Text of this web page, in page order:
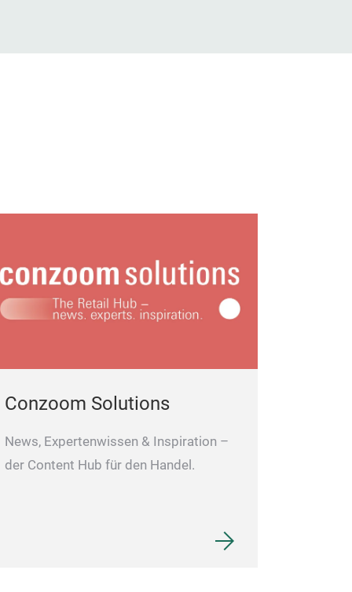
Conzoom Solutions
News, Expertenwissen & Inspiration –
der Content Hub für den Handel.